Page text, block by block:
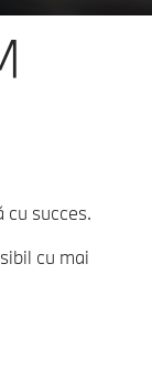
cu succes.
cu mai